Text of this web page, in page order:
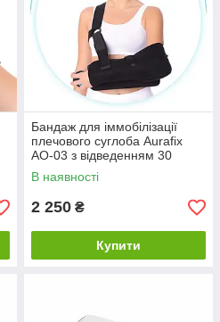
Бандаж для іммобілізації
плечового суглоба Aurafix
AO-03 з відведенням 30
градусів
В наявності
2 250 ₴
Купити